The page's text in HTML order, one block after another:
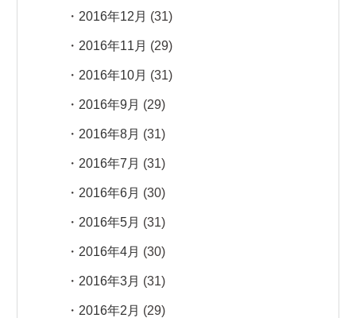
2016年12月 (31)
2016年11月 (29)
2016年10月 (31)
2016年9月 (29)
2016年8月 (31)
2016年7月 (31)
2016年6月 (30)
2016年5月 (31)
2016年4月 (30)
2016年3月 (31)
2016年2月 (29)